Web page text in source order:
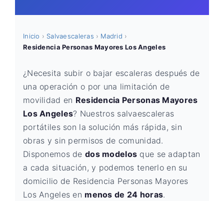
Inicio › Salvaescaleras › Madrid ›
Residencia Personas Mayores Los Angeles
¿Necesita subir o bajar escaleras después de
una operación o por una limitación de
movilidad en Residencia Personas Mayores
Los Angeles? Nuestros salvaescaleras
portátiles son la solución más rápida, sin
obras y sin permisos de comunidad.
Disponemos de dos modelos que se adaptan
a cada situación, y podemos tenerlo en su
domicilio de Residencia Personas Mayores
Los Angeles en menos de 24 horas.